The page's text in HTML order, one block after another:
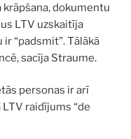
dokumentu
LTV uzskaitīja
“padsmit”. Tālākā
sacīja Straume.
personas ir arī
raidījums “de